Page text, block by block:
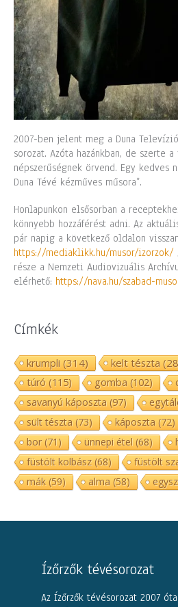
2007-ben jelent meg a Duna Televízió
sorozat. Azóta hazánkban, de szerte
népszerűségnek örvend. Egy kedves
Duna Tévé kézműves műsora”.
Honlapunkon elsősorban a
könnyebb hozzáférést adni. Az
pár napig a következő oldalon
https://mediaklikk.hu/musor/izorzok/
része a Nemzeti Audiovizuális
elérhető: https://nava.hu/szabad-
Címkék
krumpli(314) kelt tészta
túró (115) gomba (102)
savanyú káposzta (97)
sült tészta (73) káposzta (72)
bor(71) ünnepi étel (68)
füstölt kolbász(68) füstölt
mák(59) alma (58)
Ízőrzők tévésorozat
Az Ízőrzők tévésorozat 2007